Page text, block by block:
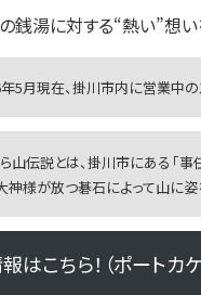
銭湯に対する“熱い”想
5月現在、掛川市内に営業中の
山伝説とは、掛川市にある「事
神様が放つ碁石によって山に
はこちら！（ポートカ